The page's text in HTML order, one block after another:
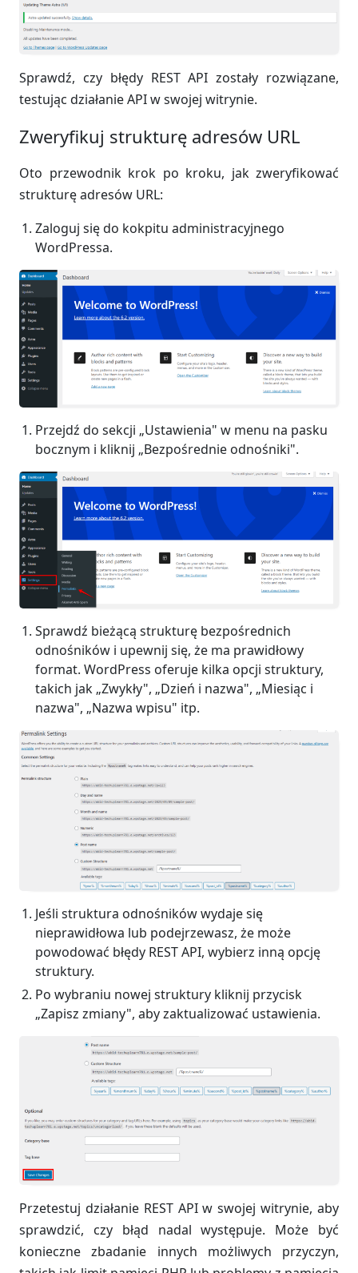
Sprawdź, czy błędy REST API zostały rozwiązane,
testując działanie API w swojej witrynie.
Zweryfikuj strukturę adresów URL
Oto przewodnik krok po kroku, jak zweryfikować
strukturę adresów URL:
Zaloguj się do kokpitu administracyjnego
WordPressa.
Przejdź do sekcji „Ustawienia" w menu na pasku
bocznym i kliknij „Bezpośrednie odnośniki".
Sprawdź bieżącą strukturę bezpośrednich
odnośników i upewnij się, że ma prawidłowy
format. WordPress oferuje kilka opcji struktury,
takich jak „Zwykły", „Dzień i nazwa", „Miesiąc i
nazwa", „Nazwa wpisu" itp.
Jeśli struktura odnośników wydaje się
nieprawidłowa lub podejrzewasz, że może
powodować błędy REST API, wybierz inną opcję
struktury.
Po wybraniu nowej struktury kliknij przycisk
„Zapisz zmiany", aby zaktualizować ustawienia.
Przetestuj działanie REST API w swojej witrynie, aby
sprawdzić, czy błąd nadal występuje. Może być
konieczne zbadanie innych możliwych przyczyn,